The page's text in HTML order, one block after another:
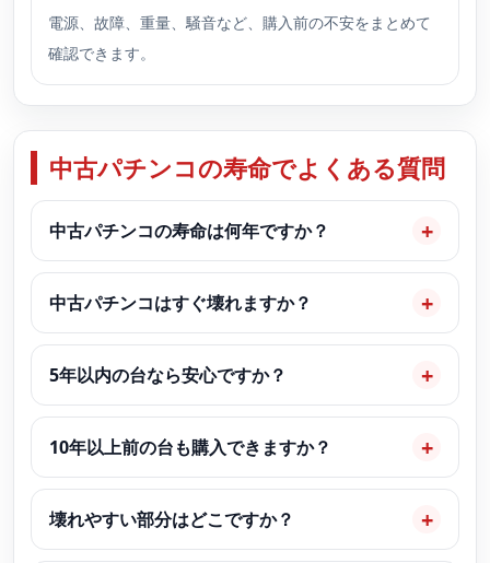
電源、故障、重量、騒音など、購入前の不安をまとめて
確認できます。
中古パチンコの寿命でよくある質問
中古パチンコの寿命は何年ですか？
中古パチンコはすぐ壊れますか？
5年以内の台なら安心ですか？
10年以上前の台も購入できますか？
壊れやすい部分はどこですか？